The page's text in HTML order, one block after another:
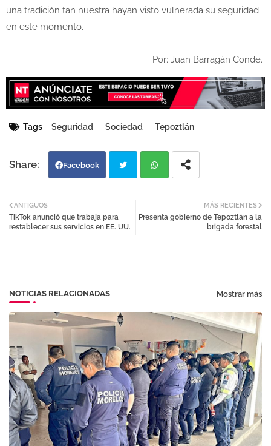
una tradición tan nuestra hayan visto vulnerada su seguridad
en este momento.
Por: Juan Barragán Conde.
Tags Seguridad Sociedad Tepoztlán
Facebook
tter atsa
MÁS RECIENTES
Presenta gobierno de Tepoztlán a la
brigada forestal
ANTIGUOS
TikTok anunció que trabaja para
restablecer sus servicios en EE. UU.
NOTICIAS RELACIONADAS Mostrar más